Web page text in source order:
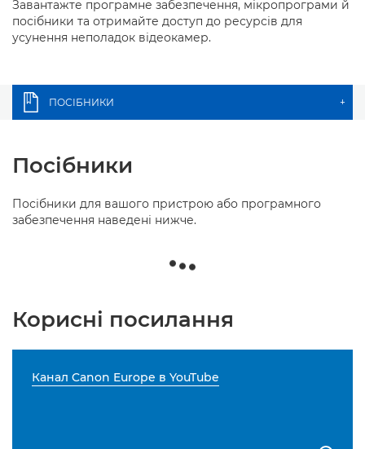
Завантажте програмне забезпечення, мікропрограми й
посібники та отримайте доступ до ресурсів для
усунення неполадок відеокамер.
ПОСІБНИКИ +
Посібники
Посібники для вашого пристрою або програмного
забезпечення наведені нижче.
Корисні посилання
Канал Canon Europe в YouTube